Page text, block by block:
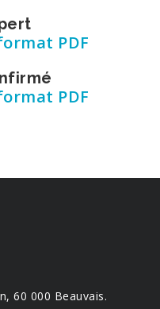
PDF
PDF
60 000 Beauvais.